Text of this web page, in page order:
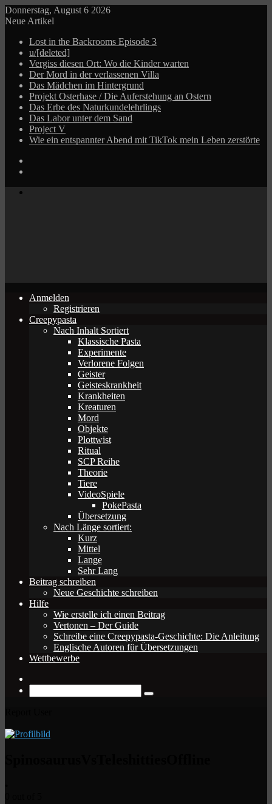
Donnerstag, August 6 2026
Neue Artikel
Lost in the Backrooms Episode 3
u/[deleted]
Vergiss diesen Ort: Wo die Kinder warten
Der Mord in der verlassenen Villa
Das Mädchen im Hintergrund
Projekt Osterhase / Die Auferstehung an Ostern
Das Erbe des Naturkundelehrlings
Das Labor unter dem Sand
Project V
Wie ein entspannter Abend mit TikTok mein Leben zerstörte
Anmelden
Registrieren
Creepypasta
Nach Inhalt Sortiert
Klassische Pasta
Experimente
Verlorene Folgen
Geister
Geisteskrankheit
Krankheiten
Kreaturen
Mord
Objekte
Plottwist
Ritual
SCP Reihe
Theorie
Tiere
VideoSpiele
PokePasta
Übersetzung
Nach Länge sortiert:
Kurz
Mittel
Lange
Sehr Lang
Beitrag schreiben
Neue Geschichte schreiben
Hilfe
Wie erstelle ich einen Beitrag
Vertonen – Der Guide
Schreibe eine Creepypasta-Geschichte: Die Anleitung
Englische Autoren für Übersetzungen
Wettbewerbe
Suche